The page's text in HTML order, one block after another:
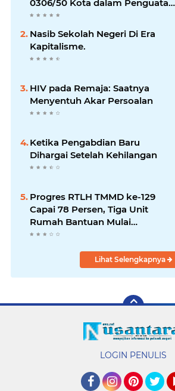
0306/50 Kota dalam Penguatan
Mitigasi dan Penanganan
Bencana
Nasib Sekolah Negeri Di Era
Kapitalisme.
HIV pada Remaja: Saatnya
Menyentuh Akar Persoalan
Ketika Pengabdian Baru
Dihargai Setelah Kehilangan
Progres RTLH TMMD ke-129
Capai 78 Persen, Tiga Unit
Rumah Bantuan Mulai
Rampung
Lihat Selengkapnya
LOGIN PENULIS